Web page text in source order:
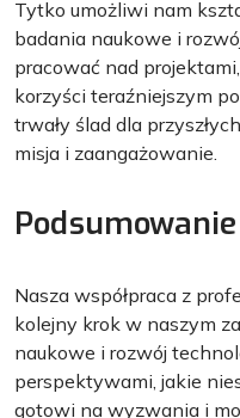
Tytko umożliwi nam
badania naukowe i
pracować nad
korzyści teraźniejszym
trwały ślad dla
misja i zaangażowanie.
Podsumowanie
Nasza współpraca z
kolejny krok w naszym
naukowe i rozwój
perspektywami, jakie
gotowi na wyzwania i